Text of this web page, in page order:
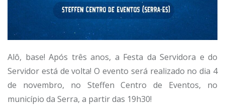
Alô, base! Após três anos, a Festa da Servidora e do
Servidor está de volta! O evento será realizado no dia 4
de novembro, no Steffen Centro de Eventos, no
município da Serra, a partir das 19h30!